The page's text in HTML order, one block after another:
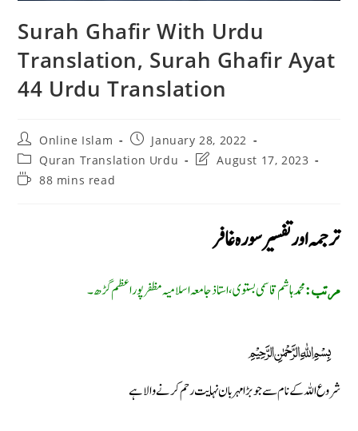
Surah Ghafir With Urdu
Translation, Surah Ghafir Ayat
44 Urdu Translation
Post
author:
Online Islam
Post
published:
January 28, 2022
Post
category:
Quran Translation Urdu
PostAugust 17, 2023
Reading
88 mins read
ترجمہ اور تفسير سورہ غافر
مرتب:محمد ہاشم قاسمى بستوى، استاذ جامعہ اسلاميہ مظفر پور اعظم گڑھ۔
﷽
شروع اللہ کے نام سے جو بڑا مہربان نہایت رحم کرنے والا ہے